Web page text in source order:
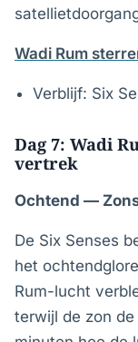
Wadi Rum
Verblijf: Six
Dag 7: Wadi
vertrek
Ochtend —
De Six Senses
het
Rum-lucht
terwijl de zon